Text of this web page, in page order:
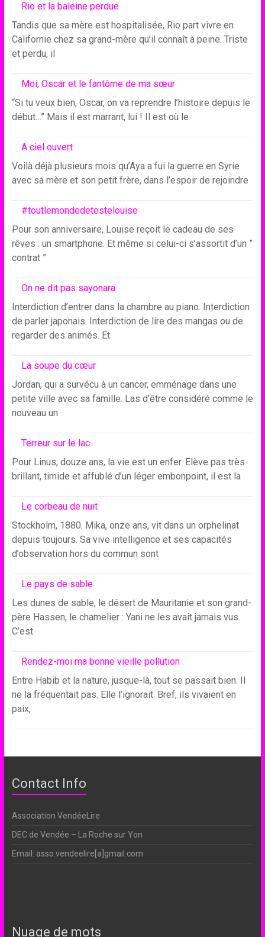
Rio et la baleine perdue
Tandis que sa mère est hospitalisée, Rio part vivre en
Californie chez sa grand-mère qu’il connaît à peine. Triste
et perdu, il
Moi, Oscar et le fantôme de ma sœur
“Si tu veux bien, Oscar, on va reprendre l’histoire depuis le
début…” Mais il est marrant, lui ! Il est où le
A ciel ouvert
Voilà déjà plusieurs mois qu’Aya a fui la guerre en Syrie
avec sa mère et son petit frère, dans l’espoir de rejoindre
#toutlemondedetestelouise
Pour son anniversaire, Louise reçoit le cadeau de ses
rêves : un smartphone. Et même si celui-ci s’assortit d’un ”
contrat ”
On ne dit pas sayonara
Interdiction d’entrer dans la chambre au piano. Interdiction
de parler japonais. Interdiction de lire des mangas ou de
regarder des animés. Et
La soupe du cœur
Jordan, qui a survécu à un cancer, emménage dans une
petite ville avec sa famille. Las d’être considéré comme le
nouveau un
Terreur sur le lac
Pour Linus, douze ans, la vie est un enfer. Elève pas très
brillant, timide et affublé d’un léger embonpoint, il est la
Le corbeau de nuit
Stockholm, 1880. Mika, onze ans, vit dans un orphelinat
depuis toujours. Sa vive intelligence et ses capacités
d’observation hors du commun sont
Le pays de sable
Les dunes de sable, le désert de Mauritanie et son grand-
père Hassen, le chamelier : Yani ne les avait jamais vus.
C’est
Rendez-moi ma bonne vieille pollution
Entre Habib et la nature, jusque-là, tout se passait bien. Il
ne la fréquentait pas. Elle l’ignorait. Bref, ils vivaient en
paix,
Contact Info
Association VendéeLire
DEC de Vendée – La Roche sur Yon
Email: asso.vendeelire[a]gmail.com
Nuage de mots